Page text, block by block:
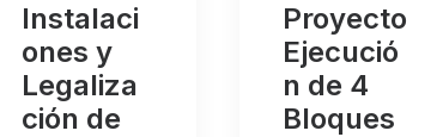
Instalaci
ones y
Legaliza
ción de
Proyecto
Ejecució
n de 4
Bloques